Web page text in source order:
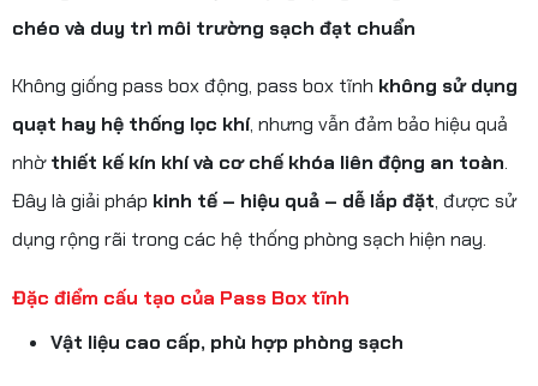
chéo và duy trì môi trường sạch đạt chuẩn
Không giống pass box động, pass box tĩnh không sử dụng
quạt hay hệ thống lọc khí, nhưng vẫn đảm bảo hiệu quả
nhờthiết kế kín khí và cơ chế khóa liên động an toàn.
Đây là giải pháp kinh tế – hiệu quả – dễ lắp đặt, được sử
dụng rộng rãi trong các hệ thống phòng sạch hiện nay.
Đặc điểm cấu tạo của Pass Box tĩnh
Vật liệu cao cấp, phù hợp phòng sạch